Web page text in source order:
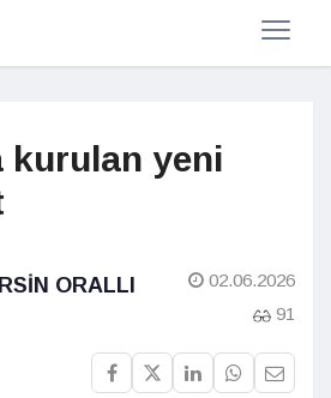
kurulan yeni
ORALLI
02.06.2026
91